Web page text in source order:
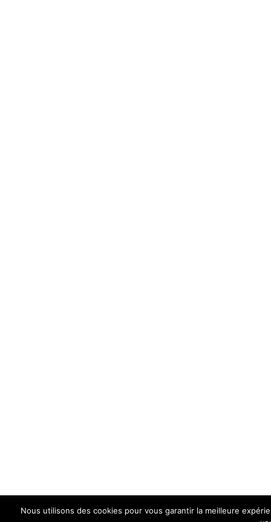
Nous utilisons des cookies pour vous garantir la meilleure